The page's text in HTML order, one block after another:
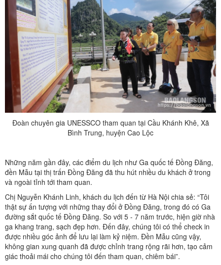
Đoàn chuyên gia UNESSCO tham quan tại Cầu Khánh Khê, Xã
Bình Trung, huyện Cao Lộc
Những năm gần đây, các điểm du lịch như Ga quốc tế Đồng Đăng,
đền Mẫu tại thị trấn Đồng Đăng đã thu hút nhiều du khách ở trong
và ngoài tỉnh tới tham quan.
Chị Nguyễn Khánh Linh, khách du lịch đến từ Hà Nội chia sẻ: “Tôi
thật sự ấn tượng với những thay đổi ở Đồng Đăng, trong đó có Ga
đường sắt quốc tế Đồng Đăng. So với 5 - 7 năm trước, hiện giờ nhà
ga khang trang, sạch đẹp hơn. Đến đây, chúng tôi có thể check in
được nhiều góc ảnh để lưu lại làm kỷ niệm. Đền Mẫu cũng vậy,
không gian xung quanh đã được chỉnh trang rộng rãi hơn, tạo cảm
giác thoải mái cho chúng tôi đến tham quan, chiêm bái”.